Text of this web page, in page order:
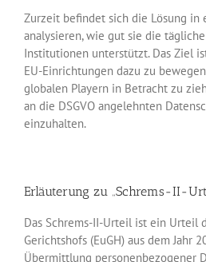
Zurzeit befindet sich die Lösung in
analysieren, wie gut sie die
Institutionen unterstützt. Das Ziel
EU-Einrichtungen dazu zu
globalen Playern in Betracht zu
an die DSGVO angelehnten
einzuhalten.
Erläuterung zu „Schrems-II-
Das Schrems-II-Urteil ist ein Urteil
Gerichtshofs (EuGH) aus dem Jahr
Übermittlung personenbezogener